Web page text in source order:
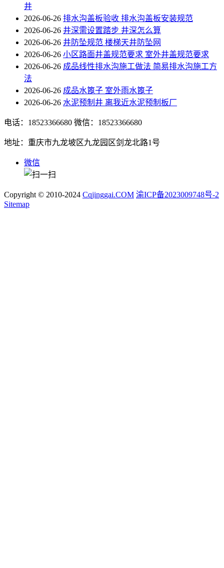
井
2026-06-26 排水沟盖板验收 排水沟盖板安装规范
2026-06-26 井深需设置踏步 井深怎么算
2026-06-26 井防坠规范 楼梯天井防坠网
2026-06-26 小区路面井盖规范要求 室外井盖规范要求
2026-06-26 成品线性排水沟施工做法 简易排水沟施工方
法
2026-06-26 成品水篦子 室外雨水篦子
2026-06-26 水泥预制井 离我近水泥预制板厂
电话：18523366680 微信：18523366680
地址：重庆市九龙坡区九龙园区剑龙北路1号
微信
Copyright © 2010-2024 Cqjinggai.COM 渝ICP备2023009748号-2
Sitemap